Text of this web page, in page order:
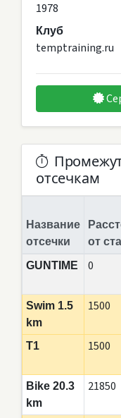
1978
Клуб
temptraining.ru
отсечкам
Название
отсечки
от
GUNTIME
0
Swim 1.5
km
1500
T1 1500
Bike 20.3
km
21850